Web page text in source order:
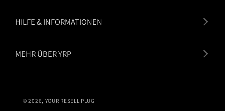
HILFE & INFORMATIONEN
MEHR ÜBER YRP
© 2026, YOUR RESELL PLUG